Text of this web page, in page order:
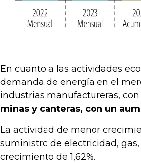
En cuanto a las actividades
demanda de energía en el
industrias manufactureras,
minas y canteras, con un
La actividad de menor
suministro de electricidad,
crecimiento de 1,62%.